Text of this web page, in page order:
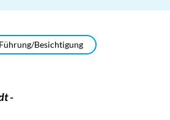
Führung/Besichtigung
-